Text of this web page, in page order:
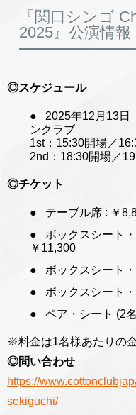
『関口シンゴ
2025』公演情報
◎スケジュール
2025年12月13日
ンクラブ
1st：15:30開場／
2nd：18:30開場／
◎チケット
テーブル席 : ￥
ボックスシート
￥11,300
ボックスシート
ボックスシート
ペア・シート (2
※料金は1名様あたりの
◎問い合わせ
https://
sekiguchi/